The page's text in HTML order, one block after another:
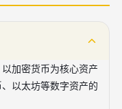
加密货币为核心资产
以太坊等数字资产的